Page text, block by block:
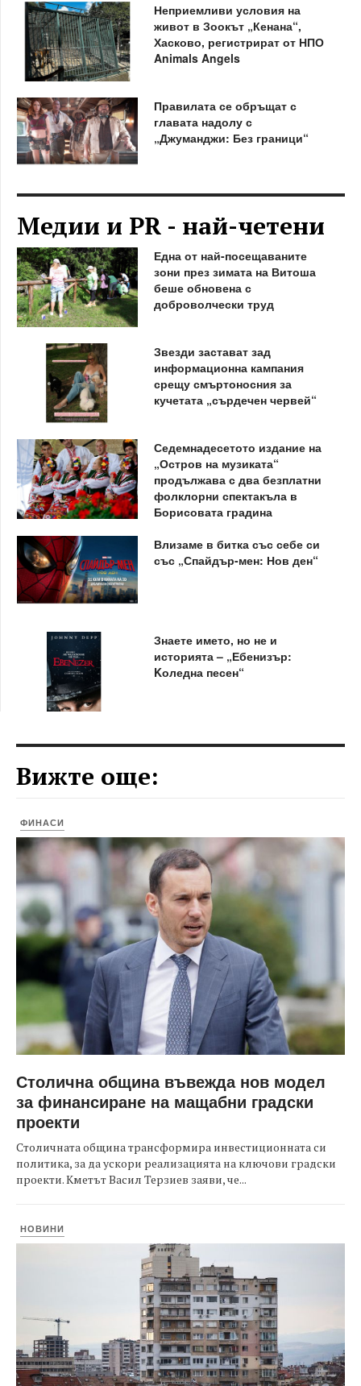
Неприемливи условия на
живот в Зоокът „Кенана“,
Хасково, регистрират от НПО
Animals Angels
Правилата се обръщат с
главата надолу с
„Джуманджи: Без граници“
Медии и PR - най-четени
Една от най-посещаваните
зони през зимата на Витоша
беше обновена с
доброволчески труд
Звезди застават зад
информационна кампания
срещу смъртоносния за
кучетата „сърдечен червей“
Седемнадесетото издание на
„Остров на музиката“
продължава с два безплатни
фолклорни спектакъла в
Борисовата градина
Влизаме в битка със себе си
със „Спайдър-мен: Нов ден“
Знаете името, но не и
историята – „Ебенизър:
Kоледна песен“
Вижте още:
ФИНАСИ
Столична община въвежда нов модел
за финансиране на мащабни градски
проекти
Столичната община трансформира инвестиционната си
политика, за да ускори реализацията на ключови градски
проекти. Кметът Васил Терзиев заяви, че...
НОВИНИ